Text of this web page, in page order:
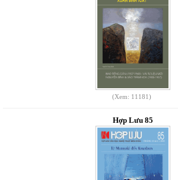
(Xem: 11181)
Hợp Lưu 85